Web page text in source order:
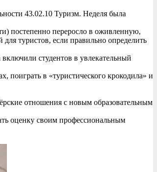
43.02.10 Туризм. Неделя была
постепенно переросло в оживленную,
туристов, если правильно определить
студентов в увлекательный
в «туристического крокодила» и
отношения с новым образовательным
оценку своим профессиональным